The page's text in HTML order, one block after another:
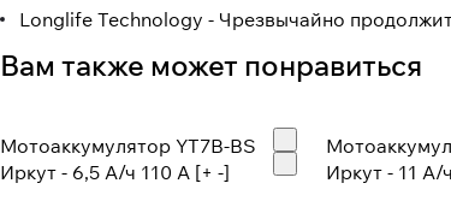
Longlife Technology - Чрезвычайно
Вам также может понравиться
Мотоаккумулятор YT7B-BS
Иркут - 6,5 А/ч 110 A [+ -]
Иркут - 11 А/